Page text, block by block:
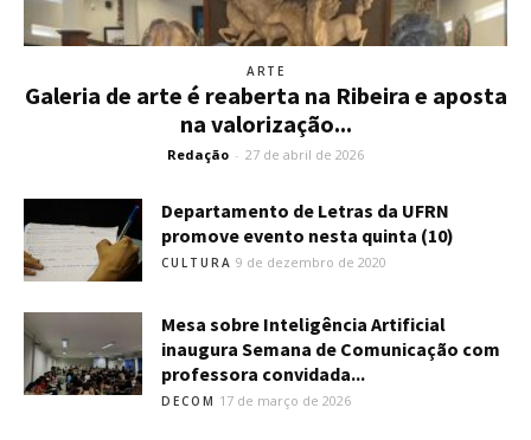
ARTE
Galeria de arte é reaberta na Ribeira e aposta
na valorização...
Redação - 27 de abril de 2026
Departamento de Letras da UFRN
promove evento nesta quinta (10)
CULTURA 9 de dezembro de 2020
Mesa sobre Inteligência Artificial
inaugura Semana de Comunicação com
professora convidada...
DECOM 17 de março de 2026